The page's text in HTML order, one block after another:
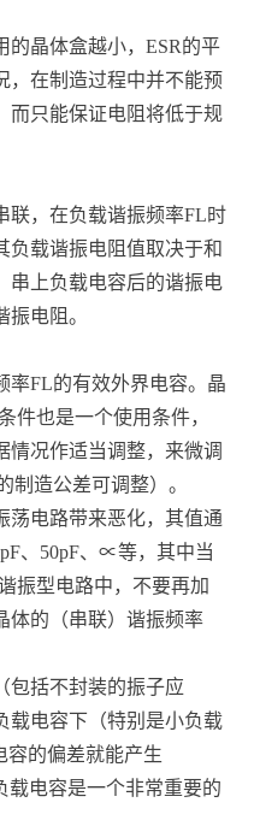
的晶体盒越小，ESR的平
，在制造过程中并不能预
而只能保证电阻将低于规
联，在负载谐振频率FL时
负载谐振电阻值取决于和
串上负载电容后的谐振电
电阻。
率FL的有效外界电容。晶
件也是一个使用条件，
情况作适当调整，来微调
制造公差可调整）。
荡电路带来恶化，其值通
、50pF、∝等，其中当
振型电路中，不要再加
体的（串联）谐振频率
包括不封装的振子应
载电容下（特别是小负载
容的偏差就能产生
载电容是一个非常重要的